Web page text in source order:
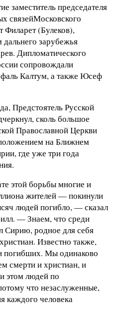
заместитель председателя
связейМосковского
Филарет (Булеков),
зарубежья
Дипломатического
сопровождали
Калтум, а также Юсеф
Предстоятель Русской
сколь большое
Православной Церкви
на Ближнем
где уже три года
этой борьбы многие и
жителей — покинули
людей погибло, — сказал
— Знаем, что среди
Сирию, родное для себя
Известно также,
погибших. Мы одинаково
смерти и христиан, и
этом людей по
что незаслуженные,
каждого человека